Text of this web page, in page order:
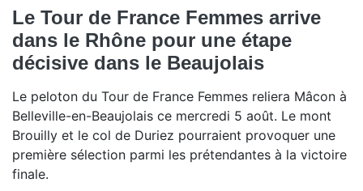
Le Tour de France Femmes arrive
dans le Rhône pour une étape
décisive dans le Beaujolais
Le peloton du Tour de France Femmes reliera Mâcon à
Belleville-en-Beaujolais ce mercredi 5 août. Le mont
Brouilly et le col de Duriez pourraient provoquer une
première sélection parmi les prétendantes à la victoire
finale.